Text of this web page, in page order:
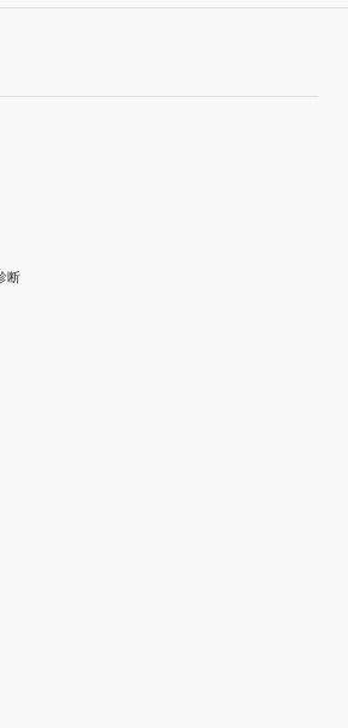
と幸いでございます。
くは塾にお問い合わせください。
験は来年度になる。実力テスト等の
くるが、自分では手ごたえを感じて
いただき誠にありがとうございま
果はこれから出てくるが、自分では
ます。
とやご相談がありましたらいつでも
間
成出来たとは言えないが、今の対応
達成できると思う。
断